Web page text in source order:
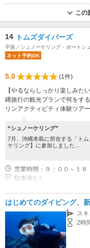
この
14 トムズダイバーズ
宇座／シュノーケリング・ボートシ
ネット予約OK
5.0
(1件)
【やるならしっかり楽しみた
縄旅行の観光プランで何をす
リンアクティビティ体験ツア
“シュノーケリング”
7月、沖縄本島に所在する「ト
ケリング】に参加しました...
営業時間：９：００～１
駐車場なし
はじめてのダイビング、
ス
2時